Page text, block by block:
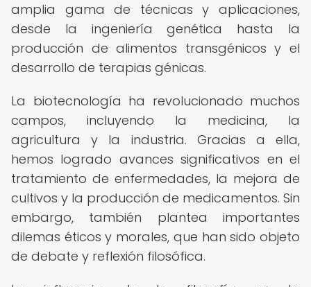
amplia gama de técnicas y aplicaciones,
desde la ingeniería genética hasta la
producción de alimentos transgénicos y el
desarrollo de terapias génicas.
La biotecnología ha revolucionado muchos
campos, incluyendo la medicina, la
agricultura y la industria. Gracias a ella,
hemos logrado avances significativos en el
tratamiento de enfermedades, la mejora de
cultivos y la producción de medicamentos. Sin
embargo, también plantea importantes
dilemas éticos y morales, que han sido objeto
de debate y reflexión filosófica.